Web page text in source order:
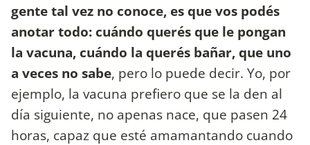
gente tal vez no conoce, es que vos podés
anotar todo: cuándo querés que le pongan
la vacuna, cuándo la querés bañar, que uno
a veces no sabe, pero lo puede decir. Yo, por
ejemplo, la vacuna prefiero que se la den al
día siguiente, no apenas nace, que pasen 24
horas, capaz que esté amamantando cuando